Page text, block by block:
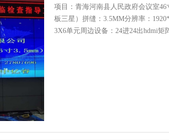
项目：青海河南县人民政府会议室
板三星）拼缝：3.5MM分辨率：
3X6单元周边设备：24进24出hdmi